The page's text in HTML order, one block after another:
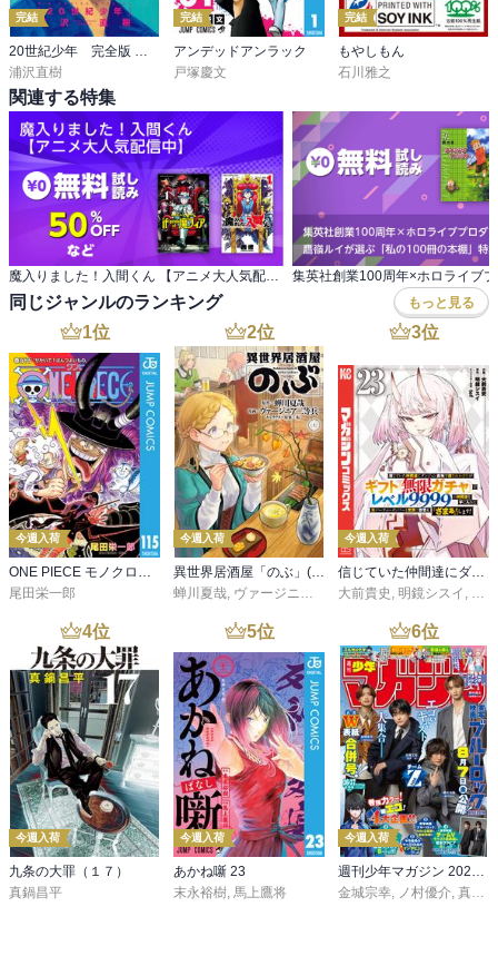
完結
浦沢直樹
完結
アンデッドアンラック
戸塚慶文
完結
もやしもん
石川雅之
関連する特集
同じジャンルのランキング もっと見る
1位
今週入荷
ONE PIECE モノクロ版 115
尾田栄一郎
2位
今週入荷
異世界居酒屋「のぶ」(22)
蝉川夏哉, ヴァージニア二等兵 ,転
3位
今週入荷
信じていた仲間達にダンジョン奥地で殺されかけたがギフト『無限ガチャ』でレベル９９９９の仲間達を手に入れて元パーティーメンバーと世界に復讐＆『ざまぁ！』します！（２３）
大前貴史 , 明鏡シスイ , ｔ
4位
今週入荷
九条の大罪（１７）
真鍋昌平
5位
今週入荷
あかね噺 23
末永裕樹, 馬上鷹将
6位
今週入荷
週刊少年マガジン 2026年36・37号[2026年8月5日発売]
金城宗幸, ノ村優介, 真島ヒロ